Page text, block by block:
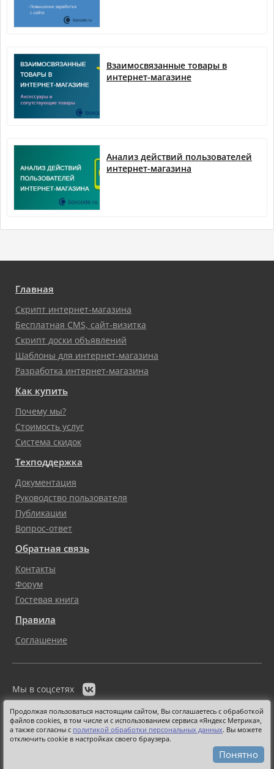
Взаимосвязанные товары в
интернет-магазине
Анализ действий пользователей
интернет-магазина
Главная
Скрипт интернет-магазина
Бесплатная CMS, сайт-визитка
Скрипт доски объявлений
Шаблоны для интернет-магазина
Разработка интернет-магазина
Как купить
Почему мы?
Стоимость услуг
Система скидок
Техподдержка
Документация
Руководство пользователя
Публикации
Вопрос-ответ
Обратная связь
Контакты
Форум
Гостевая книга
Правила
Соглашение
www.boxcode.ru - Система управления сайтом
2011-2026 | CMS boxcode.ru
Мы в соцсетях 
Продолжая пользоваться настоящим сайтом, Вы соглашаетесь с обработкой
файлов cookies, в том числе и с использованием сервиса «Яндекс Метрика»,
а также согласны с политикой обработки персональных данных. Вы можете
отключить cookie в настройках своего браузера.